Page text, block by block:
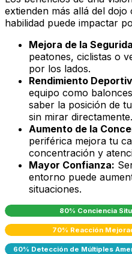
extienden más allá del
habilidad puede impactar
Mejora de la
peatones, ciclistas o
por los lados.
Rendimiento
equipo como
saber la posición de
sin mirar directamente.
Aumento de la
periférica mejora tu
concentración y
Mayor Confianza:
entorno puede
situaciones.
80% Conciencia
70% Reacción
60% Detección de Múltiples